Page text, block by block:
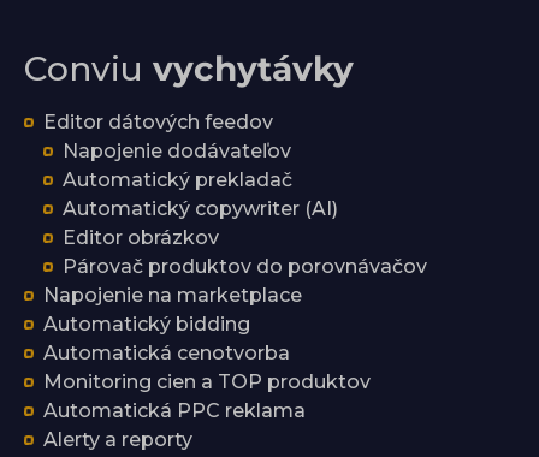
Conviu vychytávky
Editor dátových feedov
Napojenie dodávateľov
Automatický prekladač
Automatický copywriter (AI)
Editor obrázkov
Párovač produktov do porovnávačov
Napojenie na marketplace
Automatický bidding
Automatická cenotvorba
Monitoring cien a TOP produktov
Automatická PPC reklama
Alerty a reporty